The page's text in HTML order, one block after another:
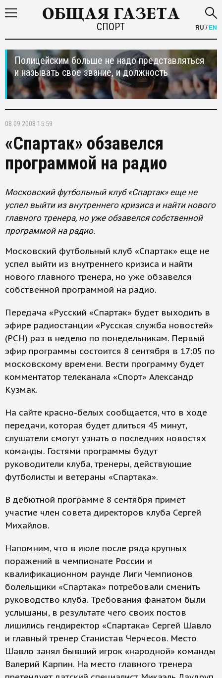
СПОРТ RU /EN
Полицейским больше не надо представляться
и называть свое звание, и должность
08.09.2008 15:59
«Спартак» обзавелся
программой на радио
Московский футбольный клуб «Спартак» еще не
успел выйти из внутреннего кризиса и найти нового
главного тренера, но уже обзавелся собственной
программой на радио.
Московский футбольный клуб «Спартак» еще не
успел выйти из внутреннего кризиса и найти
нового главного тренера, но уже обзавелся
собственной программой на радио.
Передача «Русский «Спартак» будет выходить в
эфире радиостанции «Русская служба новостей»
(РСН) раз в неделю по понедельникам. Первый
эфир программы состоится 8 сентября в 17:05 по
московскому времени. Вести программу будет
комментатор телеканала «Спорт» Александр
Кузмак.
На сайте красно-белых сообщается, что в ходе
передачи, которая будет длиться 45 минут,
слушатели смогут узнать о последних новостях
команды. Гостями программы будут
руководители клуба, тренеры, действующие
футболисты и ветераны «Спартака».
В дебютной программе 8 сентября примет
участие член совета директоров клуба Сергей
Михайлов.
Напомним, что в июле после ряда крупных
поражений в чемпионате России и
квалификационном раунде Лиги Чемпионов
болельщики «Спартака» потребовали сменить
руководство клуба. Требования фанатом были
услышаны, в результате чего своих постов
лишились гендиректор «Спартака» Сергей Шавло
и главный тренер Станистав Черчесов. Место
Шавло занял бывший игрок «народной» команды
Валерий Карпин. На место главного тренера